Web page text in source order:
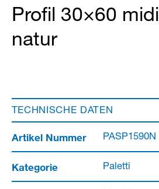
Profil 30×60 midi
natur
TECHNISCHE DATEN
Artikel Nummer PASP1590N
Kategorie Paletti